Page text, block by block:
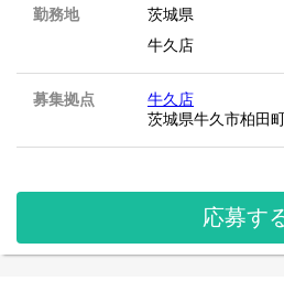
勤務地
茨城県
牛久店
募集拠点
牛久店
茨城県牛久市柏田
応募す